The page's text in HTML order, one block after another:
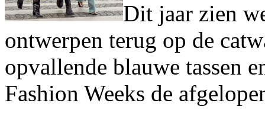
Dit jaar zien
ontwerpen terug op de
opvallende blauwe tassen
Fashion Weeks de